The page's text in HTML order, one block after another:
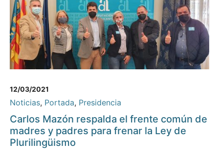
12/03/2021
Noticias, Portada, Presidencia
Carlos Mazón respalda el frente común de
madres y padres para frenar la Ley de
Plurilingüismo